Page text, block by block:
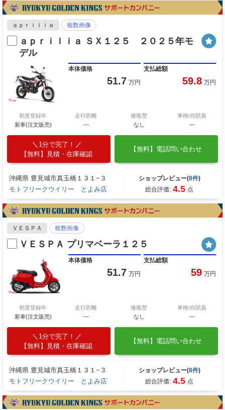
ａｐｒｉｌｉａ 複数画像
ａｐｒｉｌｉａ ＳＸ１２５ ２０２５年モ
デル
本体価格
51.7 万円
支払総額
59.8 万円
初度登録年
新車(注文販売)
走行距離
―
修復歴
なし
車検/自賠責
―
1分で完了！
【無料】見積・在庫確認
【無料】電話問い合わせ
沖縄県 豊見城市真玉橋１３１−３
モトフリークウイリー とよみ店
ショップレビュー(8件)
総合評価: 4.5 点
ＶＥＳＰＡ 複数画像
ＶＥＳＰＡ プリマベーラ１２５
本体価格
51.7 万円
支払総額
59 万円
初度登録年
新車(注文販売)
走行距離
―
修復歴
なし
車検/自賠責
―
1分で完了！
【無料】見積・在庫確認
【無料】電話問い合わせ
沖縄県 豊見城市真玉橋１３１−３
モトフリークウイリー とよみ店
ショップレビュー(8件)
総合評価: 4.5 点